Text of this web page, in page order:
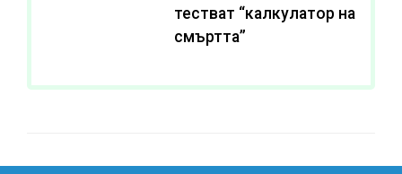
тестват “калкулатор на
смъртта”